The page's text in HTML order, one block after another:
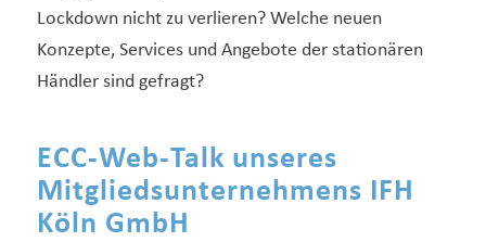
Lockdown nicht zu verlieren? Welche neuen
Konzepte, Services und Angebote der stationären
Händler sind gefragt?
ECC-Web-Talk unseres
Mitgliedsunternehmens IFH
Köln GmbH